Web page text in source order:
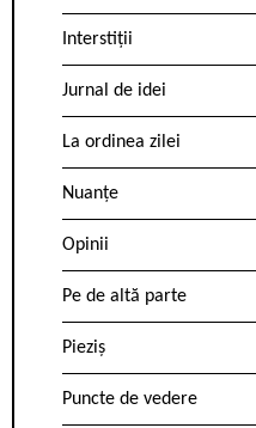
Interstiții
Jurnal de idei
La ordinea zilei
Nuanțe
Opinii
Pe de altă parte
Pieziș
Puncte de vedere